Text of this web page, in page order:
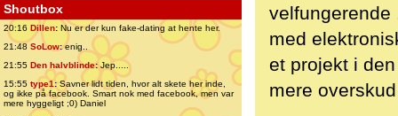
Shoutbox
20:16 Dillen: Nu er der kun fake-dating at hente her.
21:48 SoLow:enig..
21:55 Den halvblinde:Jep.....
15:55 type1:Savner lidt tiden, hvor alt skete her inde,
og ikke på facebook. Smart nok med facebook, men var
mere hyggeligt ;0) Daniel
velfungerende
med
et projekt i
mere